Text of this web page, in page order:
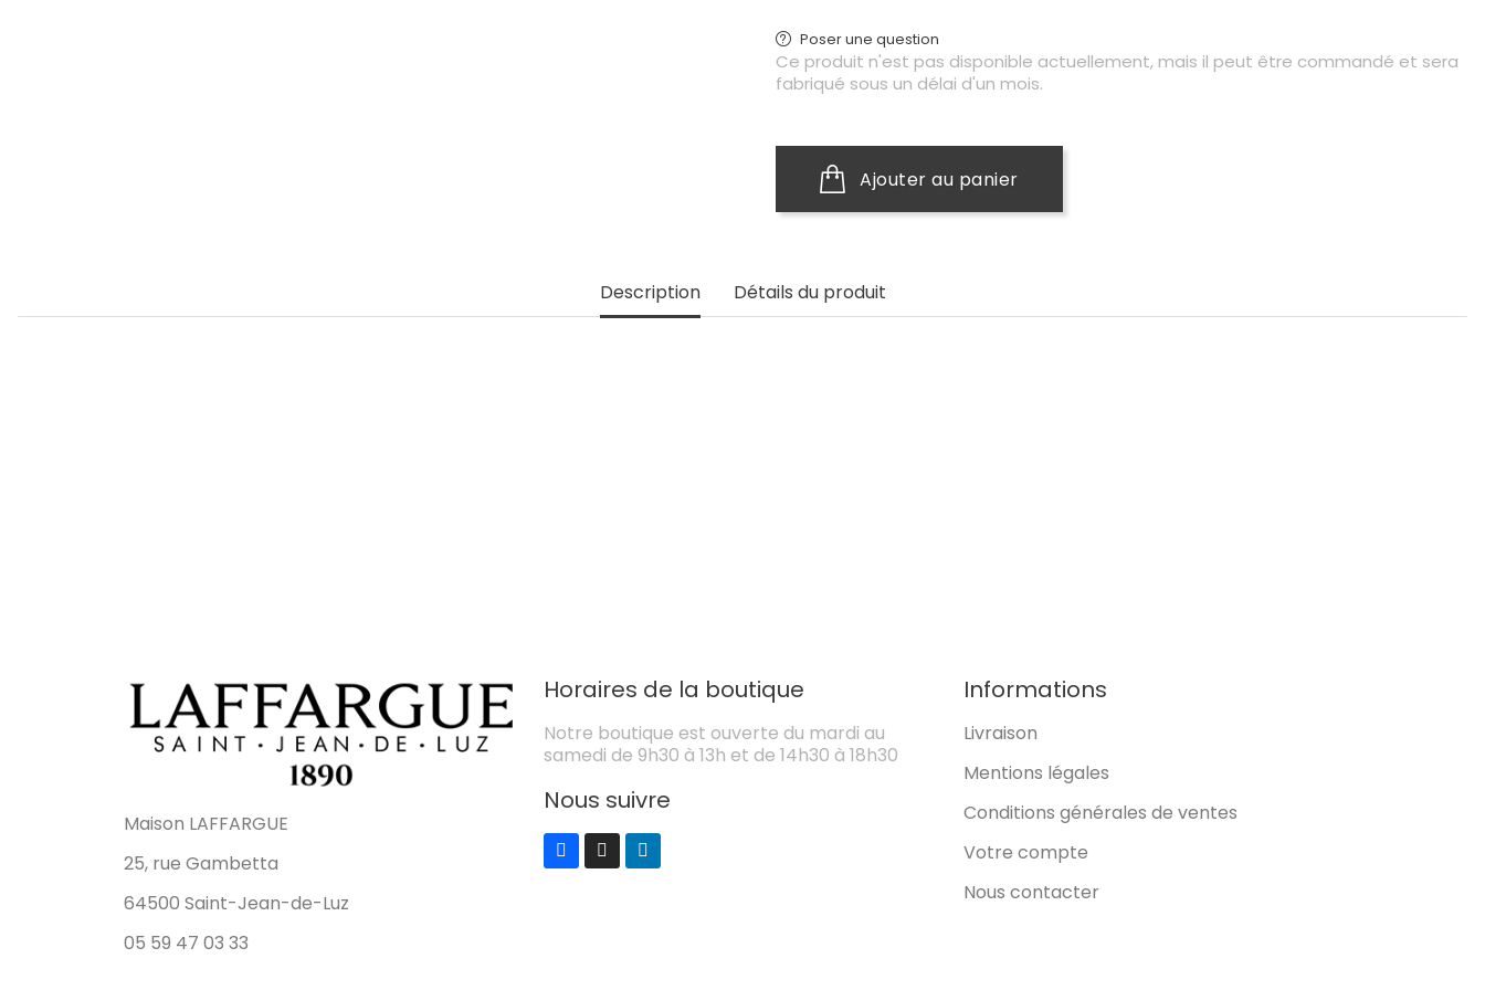
Poser une question
Ce produit n'est pas disponible actuellement, mais il peut être commandé et sera
fabriqué sous un délai d'un mois.
Ajouter au panier
Description Détails du produit
Maison LAFFARGUE
25, rue Gambetta
64500 Saint-Jean-de-Luz
05 59 47 03 33
Horaires de la boutique
Notre boutique est ouverte du mardi au
samedi de 9h30 à 13h et de 14h30 à 18h30
Nous suivre
Informations
Livraison
Mentions légales
Conditions générales de ventes
Votre compte
Nous contacter